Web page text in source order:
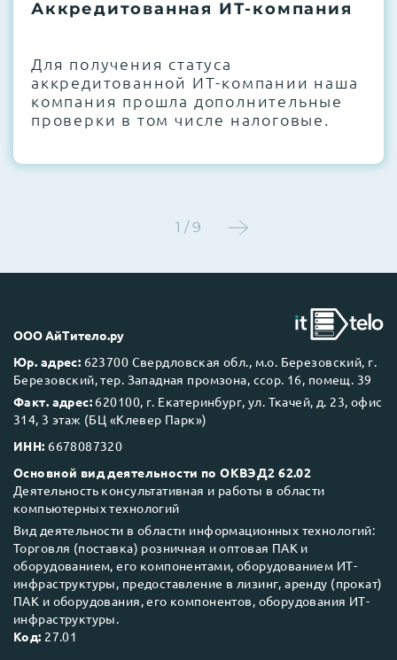
термоинтерфейсов, замена батареек
Этап 4:Стресс-тестирование под 100%
нагрузкой в течение 72 часов для
проверки стабильности всех подсистем
Next Business Day (NBD)
Аккредитованная ИТ-компания
Для получения статуса
аккредитованной ИТ-компании наша
компания прошла дополнительные
проверки в том числе налоговые.
1 / 9
ООО АйТитело.ру
Юр. адрес: 623700 Свердловская обл., м.о. Березовский, г.
Березовский, тер. Западная промзона, ссор. 16, помещ. 39
Факт. адрес: 620100, г. Екатеринбург, ул. Ткачей, д. 23, офис
314, 3 этаж (БЦ «Клевер Парк»)
ИНН: 6678087320
Основной вид деятельности по ОКВЭД2 62.02
Деятельность консультативная и работы в области
компьютерных технологий
Вид деятельности в области информационных технологий:
Торговля (поставка) розничная и оптовая ПАК и
оборудованием, его компонентами, оборудованием ИТ-
инфраструктуры, предоставление в лизинг, аренду (прокат)
ПАК и оборудования, его компонентов, оборудования ИТ-
инфраструктуры.
Код: 27.01